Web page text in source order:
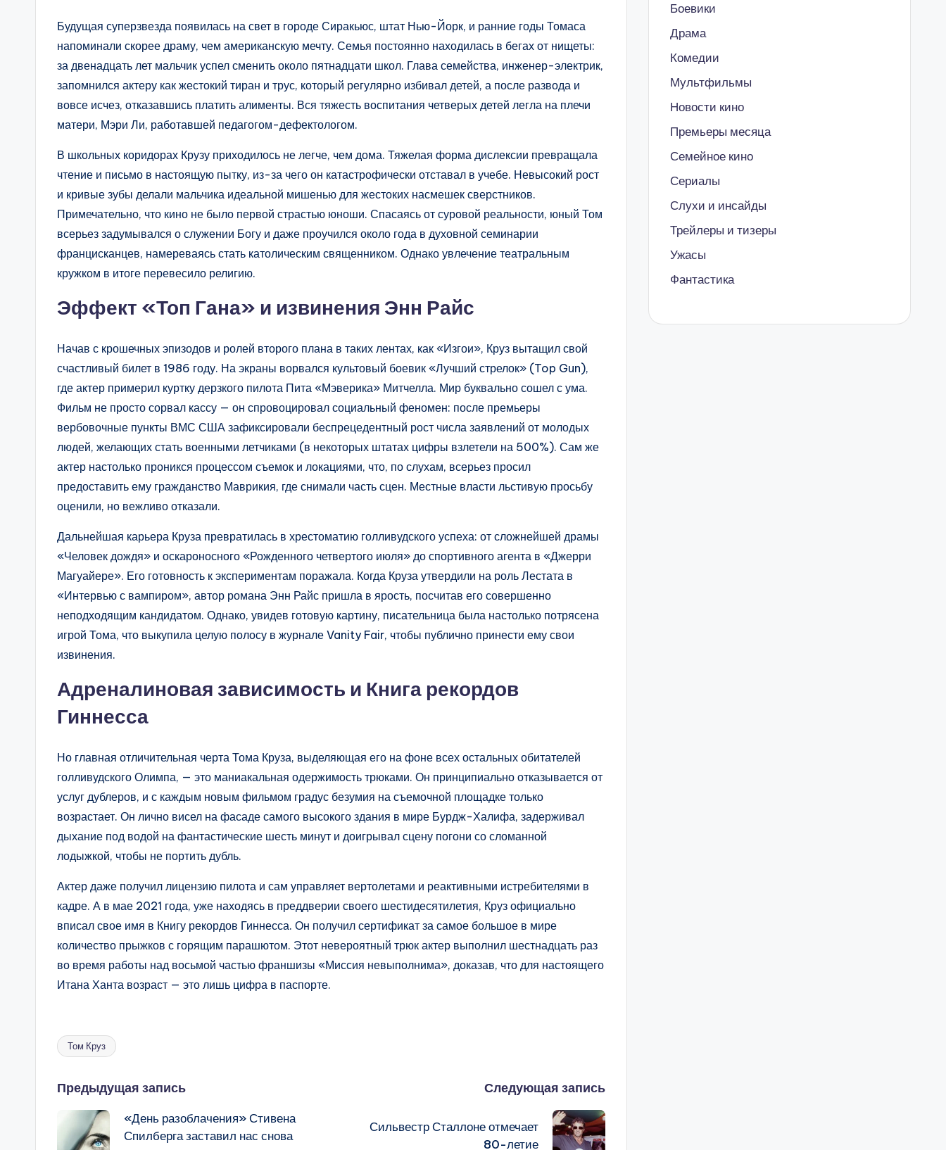
Будущая суперзвезда появилась на свет в городе Сиракьюс, штат Нью-Йорк, и ранние годы Томаса
напоминали скорее драму, чем американскую мечту. Семья постоянно находилась в бегах от нищеты:
за двенадцать лет мальчик успел сменить около пятнадцати школ. Глава семейства, инженер-электрик,
запомнился актеру как жестокий тиран и трус, который регулярно избивал детей, а после развода и
вовсе исчез, отказавшись платить алименты. Вся тяжесть воспитания четверых детей легла на плечи
матери, Мэри Ли, работавшей педагогом-дефектологом.
В школьных коридорах Крузу приходилось не легче, чем дома. Тяжелая форма дислексии превращала
чтение и письмо в настоящую пытку, из-за чего он катастрофически отставал в учебе. Невысокий рост
и кривые зубы делали мальчика идеальной мишенью для жестоких насмешек сверстников.
Примечательно, что кино не было первой страстью юноши. Спасаясь от суровой реальности, юный Том
всерьез задумывался о служении Богу и даже проучился около года в духовной семинарии
францисканцев, намереваясь стать католическим священником. Однако увлечение театральным
кружком в итоге перевесило религию.
Эффект «Топ Гана» и извинения Энн Райс
Начав с крошечных эпизодов и ролей второго плана в таких лентах, как «Изгои», Круз вытащил свой
счастливый билет в 1986 году. На экраны ворвался культовый боевик «Лучший стрелок» (Top Gun),
где актер примерил куртку дерзкого пилота Пита «Мэверика» Митчелла. Мир буквально сошел с ума.
Фильм не просто сорвал кассу — он спровоцировал социальный феномен: после премьеры
вербовочные пункты ВМС США зафиксировали беспрецедентный рост числа заявлений от молодых
людей, желающих стать военными летчиками (в некоторых штатах цифры взлетели на 500%). Сам же
актер настолько проникся процессом съемок и локациями, что, по слухам, всерьез просил
предоставить ему гражданство Маврикия, где снимали часть сцен. Местные власти льстивую просьбу
оценили, но вежливо отказали.
Дальнейшая карьера Круза превратилась в хрестоматию голливудского успеха: от сложнейшей драмы
«Человек дождя» и оскароносного «Рожденного четвертого июля» до спортивного агента в «Джерри
Магуайере». Его готовность к экспериментам поражала. Когда Круза утвердили на роль Лестата в
«Интервью с вампиром», автор романа Энн Райс пришла в ярость, посчитав его совершенно
неподходящим кандидатом. Однако, увидев готовую картину, писательница была настолько потрясена
игрой Тома, что выкупила целую полосу в журнале Vanity Fair, чтобы публично принести ему свои
извинения.
Адреналиновая зависимость и Книга рекордов
Гиннесса
Но главная отличительная черта Тома Круза, выделяющая его на фоне всех остальных обитателей
голливудского Олимпа, — это маниакальная одержимость трюками. Он принципиально отказывается от
услуг дублеров, и с каждым новым фильмом градус безумия на съемочной площадке только
возрастает. Он лично висел на фасаде самого высокого здания в мире Бурдж-Халифа, задерживал
дыхание под водой на фантастические шесть минут и доигрывал сцену погони со сломанной
лодыжкой, чтобы не портить дубль.
Актер даже получил лицензию пилота и сам управляет вертолетами и реактивными истребителями в
кадре. А в мае 2021 года, уже находясь в преддверии своего шестидесятилетия, Круз официально
вписал свое имя в Книгу рекордов Гиннесса. Он получил сертификат за самое большое в мире
количество прыжков с горящим парашютом. Этот невероятный трюк актер выполнил шестнадцать раз
во время работы над восьмой частью франшизы «Миссия невыполнима», доказав, что для настоящего
Итана Ханта возраст — это лишь цифра в паспорте.
Метки:
Том Круз
Навигация
записи
Предыдущая запись
«День разоблачения» Стивена
Спилберга заставил нас снова
Следующая запись
Сильвестр Сталлоне отмечает
80-летие
Боевики
Драма
Комедии
Мультфильмы
Новости кино
Премьеры месяца
Семейное кино
Сериалы
Слухи и инсайды
Трейлеры и тизеры
Ужасы
Фантастика